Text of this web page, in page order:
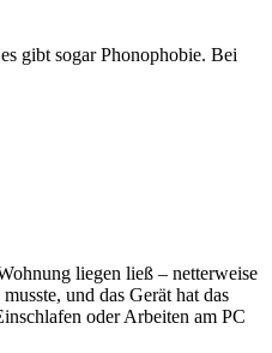
gibt sogar Phonophobie. Bei
liegen ließ – netterweise
und das Gerät hat das
oder Arbeiten am PC